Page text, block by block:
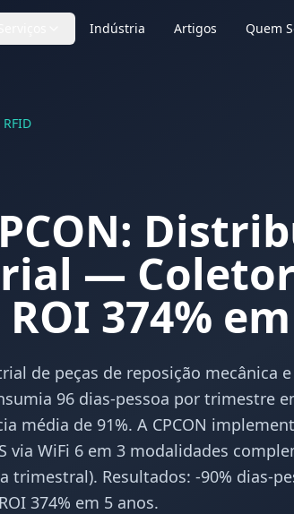
Indústria Artigos Quem
RFID
— Coletor
ROI 374%
de peças de reposição mecânica
96 dias-pessoa por trimestre
média de 91%. A CPCON
via WiFi 6 em 3 modalidades
trimestral). Resultados: -90% dias-
374% em 5 anos.